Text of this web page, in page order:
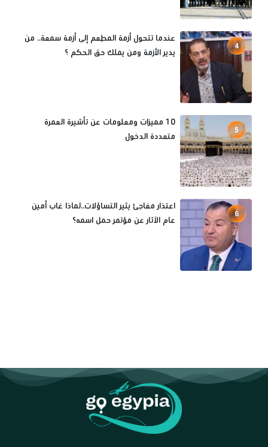
4
عندما تتحول أزمة المطعم إلى أزمة سمعة.. من
يدير الأزمة ومن يملك حق الحكم ؟
5
10 مميزات ومعلومات عن تأشيرة العمرة
متعددة الدخول
6
اعتذار مفاجئ يثير التساؤلات..لماذا غاب أمين
عام الآثار عن مؤتمر حمل اسمه؟